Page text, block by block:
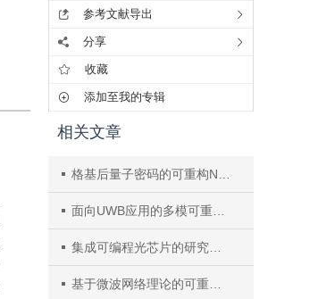
参考文献导出
分享
收藏
添加至我的专辑
相关文章
格基后量子密码的可重构NTT运算单元与高效调度算法研究
面向UWB应用的多模可重构LNA设计
集成可编程光芯片的研究与功能验证
基于微波网络理论的可重构超表面单元设计方法与性能上限分析